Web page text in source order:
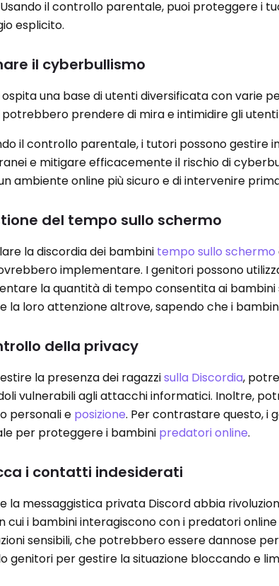
il controllo parentale, puoi proteggere i
esplicito.
il cyberbullismo
una base di utenti diversificata con varie
potrebbero prendere di mira e intimidire gli
il controllo parentale, i tutori possono gestire
e mitigare efficacemente il rischio di
ambiente online più sicuro e di intervenire
del tempo sullo schermo
la discordia dei bambini tempo sullo schermo
implementare. I genitori possono
la quantità di tempo consentita ai
la loro attenzione altrove, sapendo che i
della privacy
la presenza dei ragazzisulla Discordia,
vulnerabili agli attacchi informatici. Inoltre,
personali e posizione. Per contrastare questo, i
per proteggere i bambini predatori online.
i contatti indesiderati
la messaggistica privata Discord abbia
cui i bambini interagiscono con i predatori
sensibili, che potrebbero essere dannose
genitori per gestire la situazione bloccando e